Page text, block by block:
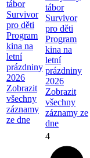
tábor
Survivor
pro děti
Program
kina na
letní
prázdniny
2026
Zobrazit
všechny
záznamy
ze dne
tábor
Survivor
pro děti
Program
kina na
letní
prázdniny
2026
Zobrazit
všechny
záznamy ze
dne
4